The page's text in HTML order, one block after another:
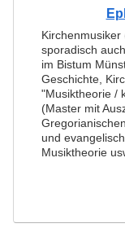
Kirchenmusiker
sporadisch
im Bistum
Geschichte,
"Musiktheorie /
(Master mit
und
Musiktheorie